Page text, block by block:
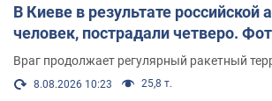
В Киеве в результате российской
человек, пострадали четверо.
Враг продолжает регулярный ракетный
8.08.2026 10:23 25,8 т.